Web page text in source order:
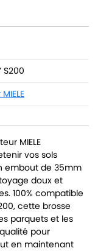
S200
MIELE
vos sols
embout de 35mm
doux et
100% compatible
cette brosse
parquets et les
pour
en maintenant